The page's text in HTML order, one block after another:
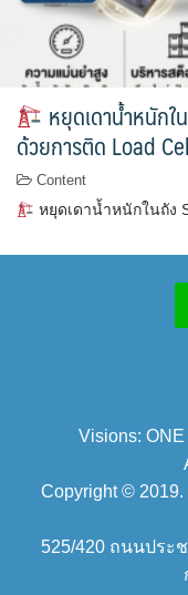
หยุดเดาน้ำหนักใ
ด้วยการติด Load
Content
หยุดเดาน้ำหนักในถัง
Visions:
Copyright © 2019.
525/420 ถนนประ